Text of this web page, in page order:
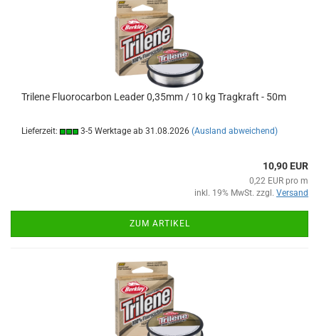
Trilene Fluorocarbon Leader 0,35mm / 10 kg Tragkraft - 50m
Lieferzeit: 3-5 Werktage ab 31.08.2026 (Ausland abweichend)
10,90 EUR
0,22 EUR pro m
inkl. 19% MwSt. zzgl. Versand
ZUM ARTIKEL